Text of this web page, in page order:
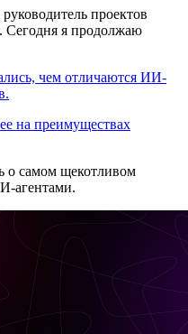
проектов
Сегодня я продолжаю
чем отличаются ИИ-
на преимуществах
о самом щекотливом
агентами.